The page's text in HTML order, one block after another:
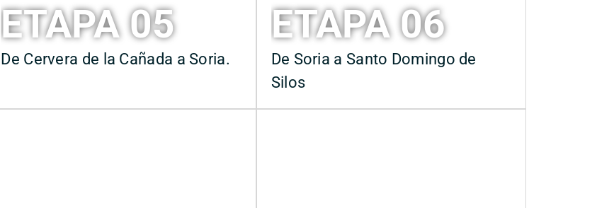
ETAPA 05
De Cervera de la Cañada a Soria.
ETAPA 06
De Soria a Santo Domingo de
Silos